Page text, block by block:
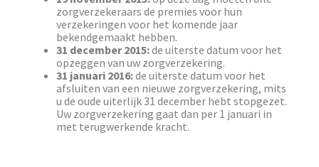
zorgverzekeraars de premies voor hun
verzekeringen voor het komende jaar
bekendgemaakt hebben.
31 december 2015:de uiterste datum voor het
opzeggen van uw zorgverzekering.
31 januari 2016:de uiterste datum voor het
afsluiten van een nieuwe zorgverzekering, mits
u de oude uiterlijk 31 december hebt stopgezet.
Uw zorgverzekering gaat dan per 1 januari in
met terugwerkende kracht.